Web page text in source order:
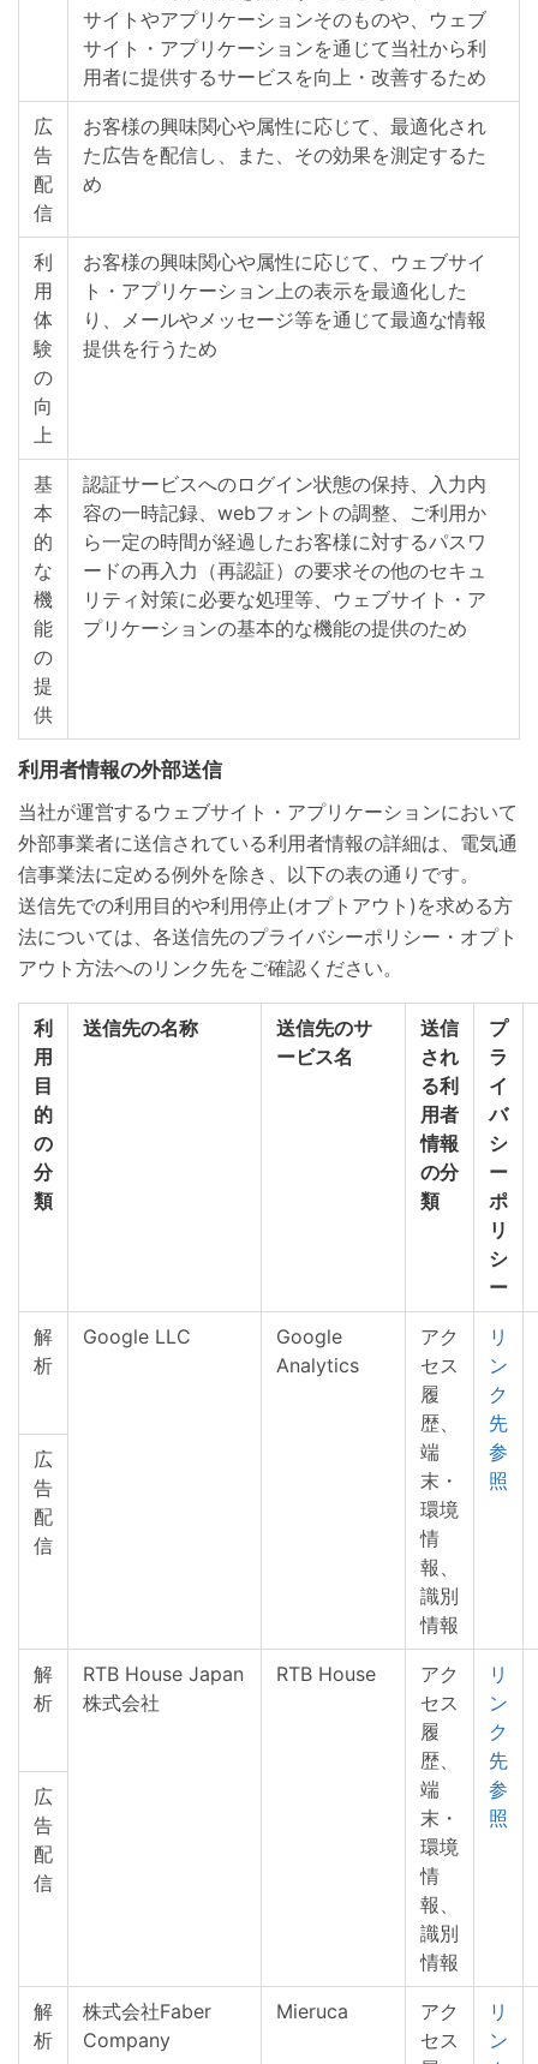
サイトやアプリケーションそのものや、ウェブ
サイト・アプリケーションを通じて当社から利
用者に提供するサービスを向上・改善するため
広
告
配
信
お客様の興味関心や属性に応じて、最適化され
た広告を配信し、また、その効果を測定するた
め
利
用
体
験
の
向
上
お客様の興味関心や属性に応じて、ウェブサイ
ト・アプリケーション上の表示を最適化した
り、メールやメッセージ等を通じて最適な情報
提供を行うため
基
本
的
な
機
能
の
提
供
認証サービスへのログイン状態の保持、入力内
容の一時記録、webフォントの調整、ご利用か
ら一定の時間が経過したお客様に対するパスワ
ードの再入力（再認証）の要求その他のセキュ
リティ対策に必要な処理等、ウェブサイト・ア
プリケーションの基本的な機能の提供のため
利用者情報の外部送信
当社が運営するウェブサイト・アプリケーションにおいて
外部事業者に送信されている利用者情報の詳細は、電気通
信事業法に定める例外を除き、以下の表の通りです。
送信先での利用目的や利用停止(オプトアウト)を求める方
法については、各送信先のプライバシーポリシー・オプト
アウト方法へのリンク先をご確認ください。
利
用
目
的
の
分
類
送信先の名称
送信先のサ
ービス名
送信
され
る利
用者
情報
の分
類
プ
ラ
イ
バ
シ
ー
ポ
リ
シ
ー
解
析
Google LLC
Google
Analytics
アク
セス
履
歴、
端
末・
環境
情
報、
識別
情報
リ
ン
ク
先
参
照
広
告
配
信
解
析
RTB House Japan
株式会社
RTB House
アク
セス
履
歴、
端
末・
環境
情
報、
識別
情報
リ
ン
ク
先
参
照
広
告
配
信
解
析
株式会社Faber
Company
Mieruca
アク
セス
リ
ン